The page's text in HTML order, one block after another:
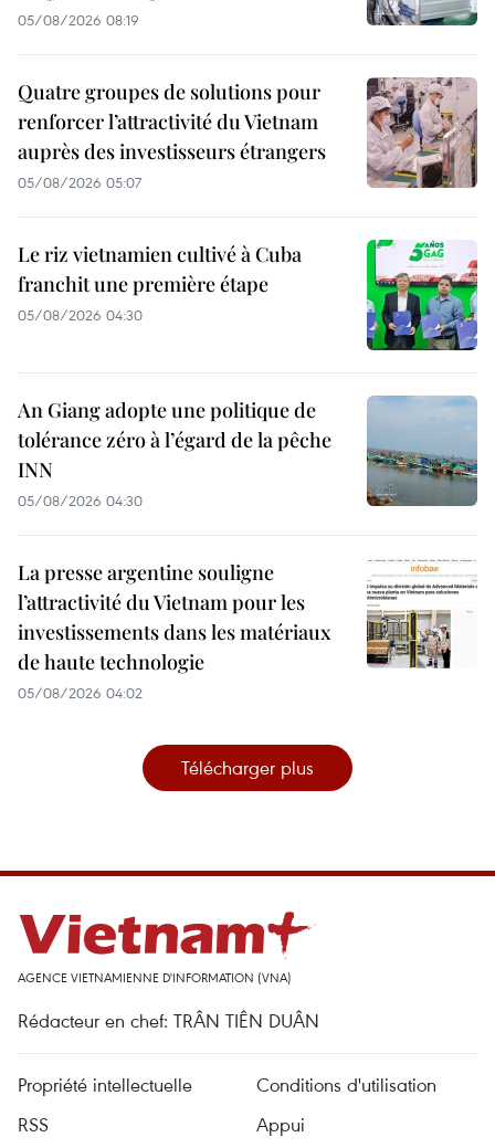
05/08/2026 08:19
Quatre groupes de solutions pour
renforcer l’attractivité du Vietnam
auprès des investisseurs étrangers
05/08/2026 05:07
Le riz vietnamien cultivé à Cuba
franchit une première étape
05/08/2026 04:30
An Giang adopte une politique de
tolérance zéro à l’égard de la pêche
INN
05/08/2026 04:30
La presse argentine souligne
l’attractivité du Vietnam pour les
investissements dans les matériaux
de haute technologie
05/08/2026 04:02
Télécharger plus
AGENCE VIETNAMIENNE D'INFORMATION (VNA)
Rédacteur en chef: TRÂN TIÊN DUÂN
Propriété intellectuelle
Conditions d'utilisation
RSS
Appui